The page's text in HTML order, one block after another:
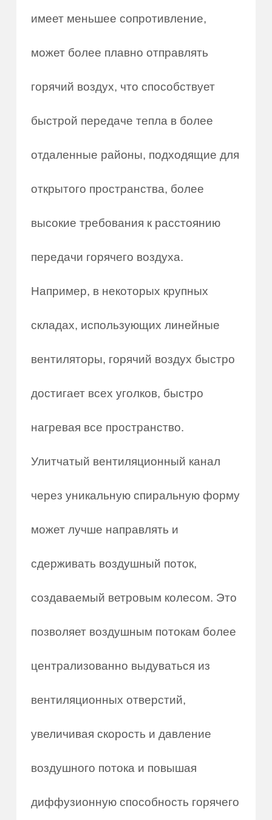
имеет меньшее сопротивление,
может более плавно отправлять
горячий воздух, что способствует
быстрой передаче тепла в более
отдаленные районы, подходящие для
открытого пространства, более
высокие требования к расстоянию
передачи горячего воздуха.
Например, в некоторых крупных
складах, использующих линейные
вентиляторы, горячий воздух быстро
достигает всех уголков, быстро
нагревая все пространство.
Улитчатый вентиляционный канал
через уникальную спиральную форму
может лучше направлять и
сдерживать воздушный поток,
создаваемый ветровым колесом. Это
позволяет воздушным потокам более
централизованно выдуваться из
вентиляционных отверстий,
увеличивая скорость и давление
воздушного потока и повышая
диффузионную способность горячего